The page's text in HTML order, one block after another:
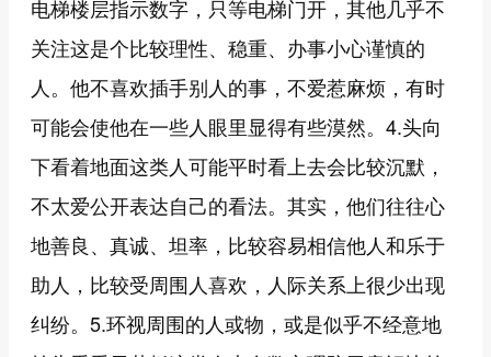
电梯楼层指示数字，只等电梯门开，其他几乎不
关注这是个比较理性、稳重、办事小心谨慎的
人。他不喜欢插手别人的事，不爱惹麻烦，有时
可能会使他在一些人眼里显得有些漠然。4.头向
下看着地面这类人可能平时看上去会比较沉默，
不太爱公开表达自己的看法。其实，他们往往心
地善良、真诚、坦率，比较容易相信他人和乐于
助人，比较受周围人喜欢，人际关系上很少出现
纠纷。5.环视周围的人或物，或是似乎不经意地